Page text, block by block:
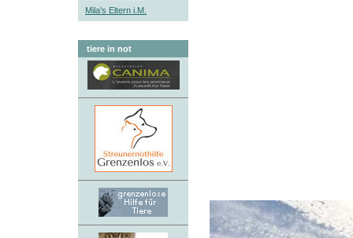
Mila's Eltern i.M.
tiere in not